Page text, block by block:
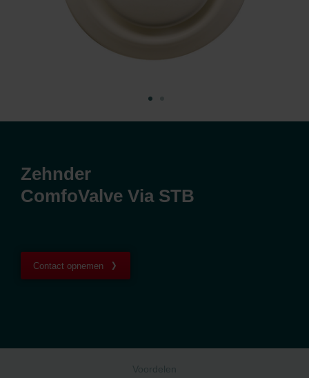
Zehnder
ComfoValve Via STB
Contact opnemen
Voordelen